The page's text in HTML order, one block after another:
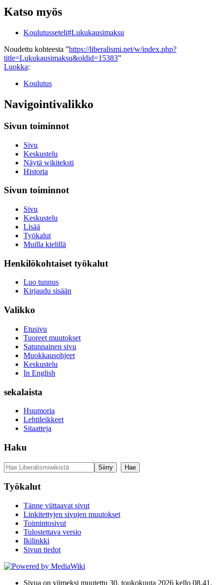
Katso myös
Koulutusseteli#Lukukausimaksu
Noudettu kohteesta ”https://liberalismi.net/w/index.php?
title=Lukukausimaksu&oldid=15383”
Luokka:
Koulutus
Navigointivalikko
Sivun toiminnot
Sivu
Keskustelu
Näytä wikiteksti
Historia
Sivun toiminnot
Sivu
Keskustelu
Lisää
Työkalut
Muilla kielillä
Henkilökohtaiset työkalut
Luo tunnus
Kirjaudu sisään
Valikko
Etusivu
Tuoreet muutokset
Satunnainen sivu
Muokkausohjeet
Keskustelu
In English
sekalaista
Huumoria
Lehtileikkeet
Sitaatteja
Haku
Työkalut
Tänne viittaavat sivut
Linkitettyjen sivujen muutokset
Toimintosivut
Tulostettava versio
Ikilinkki
Sivun tiedot
Sivua on viimeksi muutettu 30. toukokuuta 2026 kello 08.41.